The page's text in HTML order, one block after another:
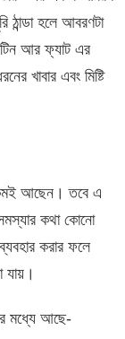
ঠান্ডা হলে আবরণটা
আর ফ্যাট এর
খাবার এবং মিষ্টি
কমই আছেন। তবে এ
কথা কোনো
করার ফলে
যায়।
মধ্যে আছে-